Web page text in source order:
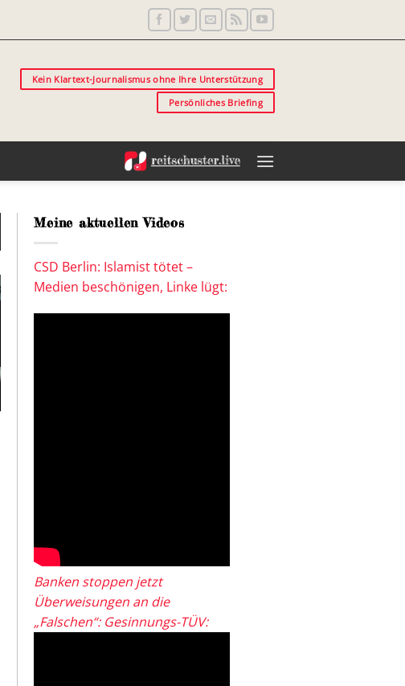
Kein Klartext-Journalismus ohne Ihre Unterstützung
Persönliches Briefing
Meine aktuellen Videos
CSD Berlin: Islamist tötet –
Medien beschönigen, Linke lügt:
Banken stoppen jetzt
Überweisungen an die
„Falschen“: Gesinnungs-TÜV: